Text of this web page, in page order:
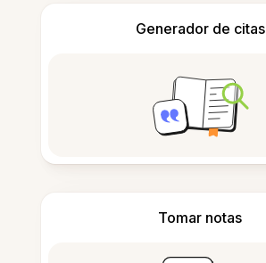
Generador de citas
Tomar notas